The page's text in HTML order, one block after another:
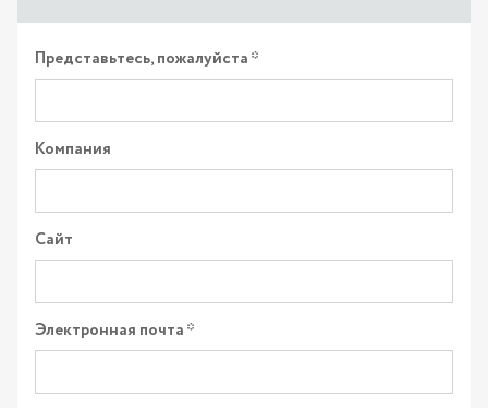
Представьтесь, пожалуйста
Компания
Сайт
Электронная почта